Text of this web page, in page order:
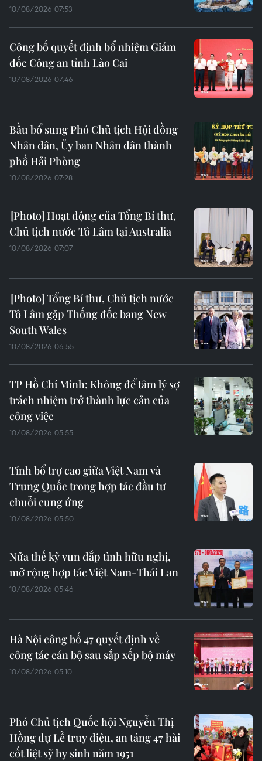
10/08/2026 07:53
Công bố quyết định bổ nhiệm Giám
đốc Công an tỉnh Lào Cai
10/08/2026 07:46
Bầu bổ sung Phó Chủ tịch Hội đồng
Nhân dân, Ủy ban Nhân dân thành
phố Hải Phòng
10/08/2026 07:28
Hoạt động của Tổng Bí thư,
Chủ tịch nước Tô Lâm tại Australia
10/08/2026 07:07
Tổng Bí thư, Chủ tịch nước
Tô Lâm gặp Thống đốc bang New
South Wales
10/08/2026 06:55
TP Hồ Chí Minh: Không để tâm lý sợ
trách nhiệm trở thành lực cản của
công việc
10/08/2026 05:55
Tính bổ trợ cao giữa Việt Nam và
Trung Quốc trong hợp tác đầu tư
chuỗi cung ứng
10/08/2026 05:50
Nửa thế kỷ vun đắp tình hữu nghị,
mở rộng hợp tác Việt Nam-Thái Lan
10/08/2026 05:46
Hà Nội công bố 47 quyết định về
công tác cán bộ sau sắp xếp bộ máy
10/08/2026 05:10
Phó Chủ tịch Quốc hội Nguyễn Thị
Hồng dự Lễ truy điệu, an táng 47 hài
cốt liệt sỹ hy sinh năm 1951